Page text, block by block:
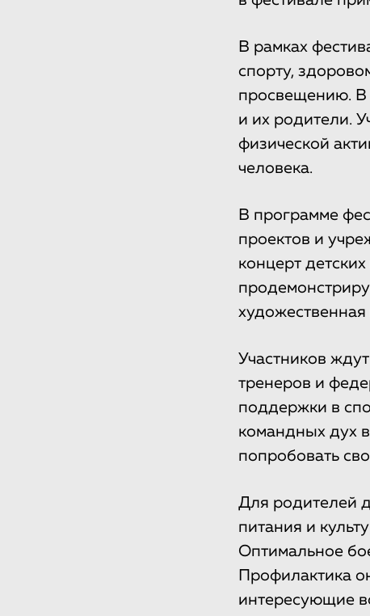
В рамках
спорту,
просвещению. В
и их родители.
физической
человека.
В программе
проектов и
концерт
художественная
Участников
тренеров и
поддержки в
командных дух
попробовать
Для родителей
питания и
Оптимальное
Профилактика
интересующие